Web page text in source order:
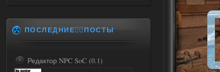
ПОСЛЕДНИЕ✍🏻ПОСТЫ
Редактор NPC SoC (0.1)